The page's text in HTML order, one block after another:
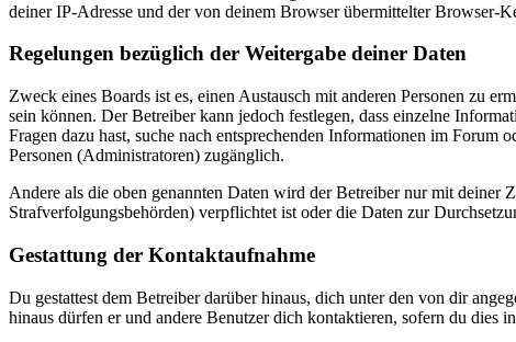
deiner IP-Adresse und der von deinem Browser übermittelter Browser-
Regelungen bezüglich der Weitergabe deiner Daten
Zweck eines Boards ist es, einen Austausch mit anderen Personen zu
sein können. Der Betreiber kann jedoch festlegen, dass einzelne
Fragen dazu hast, suche nach entsprechenden Informationen im
Personen (Administratoren) zugänglich.
Andere als die oben genannten Daten wird der Betreiber nur mit
Strafverfolgungsbehörden) verpflichtet ist oder die Daten zur
Gestattung der Kontaktaufnahme
Du gestattest dem Betreiber darüber hinaus, dich unter den von dir
hinaus dürfen er und andere Benutzer dich kontaktieren, sofern du dies